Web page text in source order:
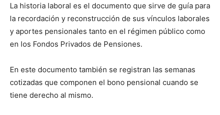
La historia laboral es el documento que sirve de guía para
la recordación y reconstrucción de sus vínculos laborales
y aportes pensionales tanto en el régimen público como
en los Fondos Privados de Pensiones.
En este documento también se registran las semanas
cotizadas que componen el bono pensional cuando se
tiene derecho al mismo.